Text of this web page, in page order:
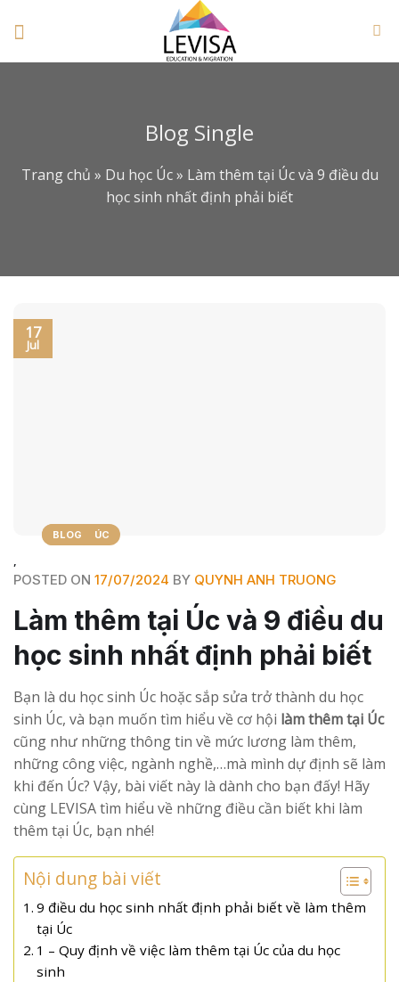
Blog Single
Trang chủ » Du học Úc» Làm thêm tại Úc và 9 điều du
học sinh nhất định phải biết
17
Jul
DU HỌC ÚC
,
BLOG
POSTED ON 17/07/2024 BY QUYNH ANH TRUONG
Làm thêm tại Úc và 9 điều du
học sinh nhất định phải biết
Bạn là du học sinh Úc hoặc sắp sửa trở thành du học
sinh Úc, và bạn muốn tìm hiểu về cơ hội làm thêm tại Úc
cũng như những thông tin về mức lương làm thêm,
những công việc, ngành nghề,…mà mình dự định sẽ làm
khi đến Úc? Vậy, bài viết này là dành cho bạn đấy! Hãy
cùng LEVISA tìm hiểu về những điều cần biết khi làm
thêm tại Úc, bạn nhé!
Nội dung bài viết
9 điều du học sinh nhất định phải biết về làm thêm
tại Úc
1 – Quy định về việc làm thêm tại Úc của du học
sinh